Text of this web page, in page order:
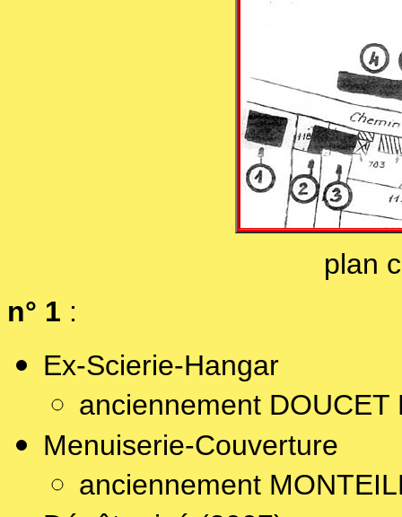
plan
n° 1 :
Ex-Scierie-Hangar
anciennement
Menuiserie-Couverture
anciennement